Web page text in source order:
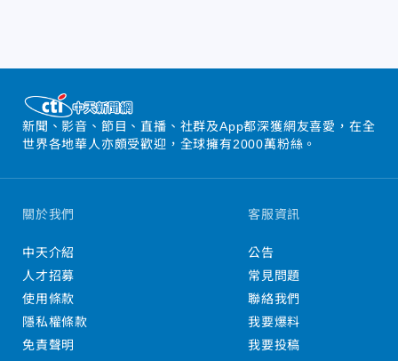
新聞、影音、節目、直播、社群及App都深獲網友喜愛，在全
世界各地華人亦頗受歡迎，全球擁有2000萬粉絲。
關於我們
中天介紹
人才招募
使用條款
隱私權條款
免責聲明
客服資訊
公告
常見問題
聯絡我們
我要爆料
我要投稿